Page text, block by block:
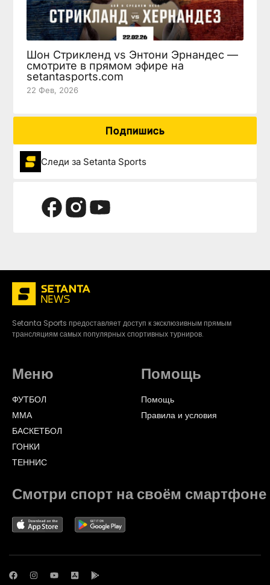
Шон Стрикленд vs Энтони Эрнандес —
смотрите в прямом эфире на
setantasports.com
22 Фев, 2026
Подпишись
Следи за Setanta Sports
Setanta Sports предоставляет доступ к эксклюзивным прямым
трансляциям самых популярных спортивных турниров.
Меню
ФУТБОЛ
ММА
БАСКЕТБОЛ
ГОНКИ
ТЕННИС
Помощь
Помощь
Правила и условия
Смотри спорт на своём смартфоне